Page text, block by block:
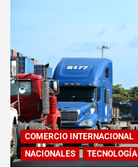
COMERCIO INTERNACIONAL
NACIONALES
TECNOLOGÍA